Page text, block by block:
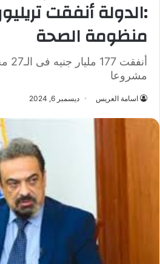
:الدولة أنفقت
منظومة الصحة
مشروعا
اسامة العريس ديسمبر 6, 2024